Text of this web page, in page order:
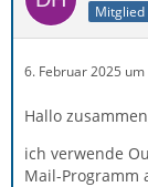
Mitglied
6. Februar 2025 um
Hallo
ich verwende
Mail-Programm